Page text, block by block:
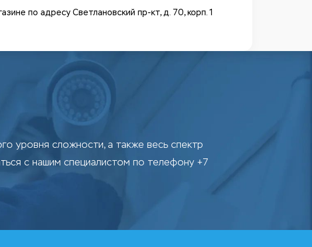
по адресу Светлановский пр-кт, д. 70, корп. 1
уровня сложности, а также весь спектр
с нашим специалистом по телефону +7